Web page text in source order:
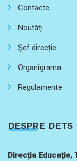
Contacte
Noutăți
Șef direcție
Organigrama
Regulamente
DESPRE DETS
Direcția Educație,